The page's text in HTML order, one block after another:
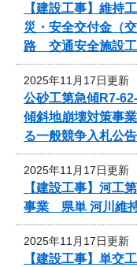
【建設工事】維
災・安全交付金（
路 交通安全施設工
2025年11月17日更新
公砂工第急傾R7-
傾斜地崩壊対策事
る一般競争入札公告
2025年11月17日更新
【建設工事】河工
事業 県単 河川維
2025年11月17日更新
【建設工事】単交